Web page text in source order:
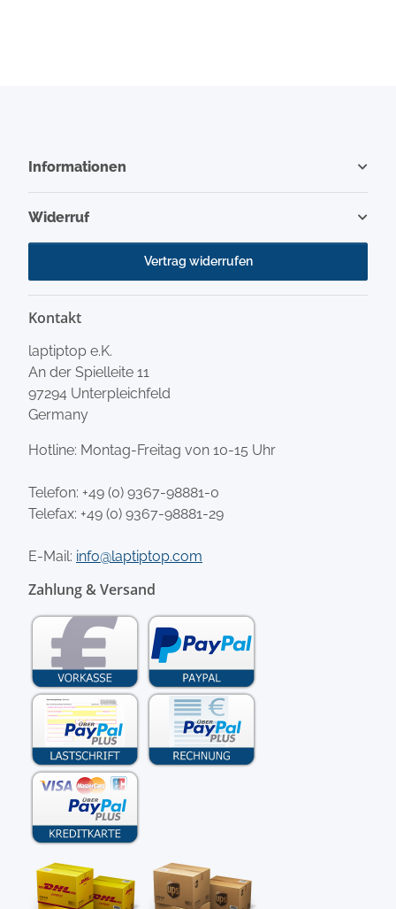
Informationen
Widerruf
Vertrag widerrufen
Kontakt
laptiptop e.K.
An der Spielleite 11
97294 Unterpleichfeld
Germany
Hotline: Montag-Freitag von 10-15 Uhr
Telefon: +49 (0) 9367-98881-0
Telefax: +49 (0) 9367-98881-29
E-Mail: info@laptiptop.com
Zahlung & Versand